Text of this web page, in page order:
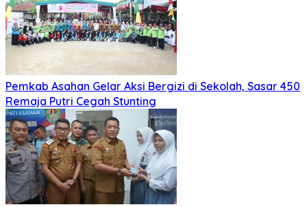
Pemkab Asahan Gelar Aksi Bergizi di Sekolah, Sasar 450
Remaja Putri Cegah Stunting